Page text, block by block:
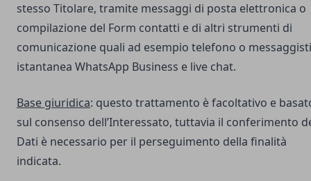
stesso Titolare, tramite messaggi di posta elettronica o
compilazione del Form contatti e di altri strumenti di
comunicazione quali ad esempio telefono o
istantanea WhatsApp Business e live chat.
Base giuridica: questo trattamento è facoltativo e
sul consenso dell’Interessato, tuttavia il conferimento
Dati è necessario per il perseguimento della finalità
indicata.